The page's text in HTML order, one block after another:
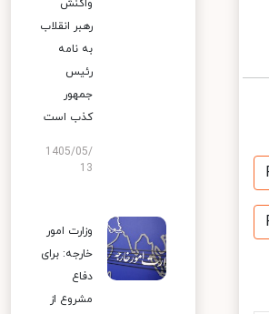
واکنش
رهبر انقلاب
به نامه
رئیس
جمهور
کذب است
1405/05/
13
وزارت امور
خارجه: برای
دفاع
مشروع از